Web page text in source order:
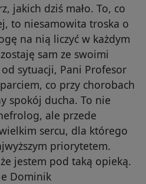
jakich dziś mało. To, co
to niesamowita troska o
na nią liczyć w każdym
sam ze swoimi
sytuacji, Pani Profesor
co przy chorobach
spokój ducha. To nie
ale przede
sercu, dla którego
priorytetem.
jestem pod taką opieką.
Dominik